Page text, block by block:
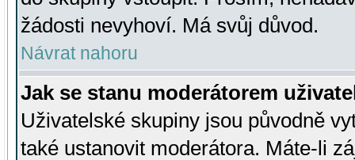
žádosti nevyhoví. Má svůj důvod.
Návrat nahoru
Jak se stanu moderátorem
Uživatelské skupiny jsou původně
také ustanovit moderátora. Máte-li